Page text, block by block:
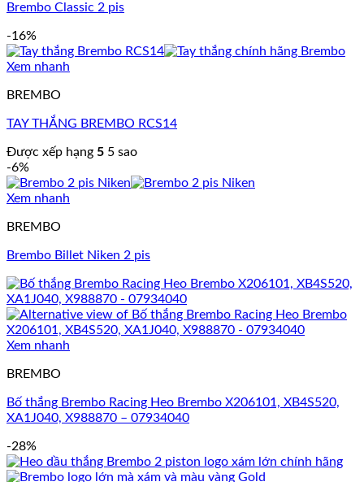
Brembo Classic 2 pis
-16%
Xem nhanh
BREMBO
TAY THẮNG BREMBO RCS14
Được xếp hạng 5 5 sao
-6%
Xem nhanh
BREMBO
Brembo Billet Niken 2 pis
Xem nhanh
BREMBO
Bố thắng Brembo Racing Heo Brembo X206101, XB4S520,
XA1J040, X988870 – 07934040
-28%